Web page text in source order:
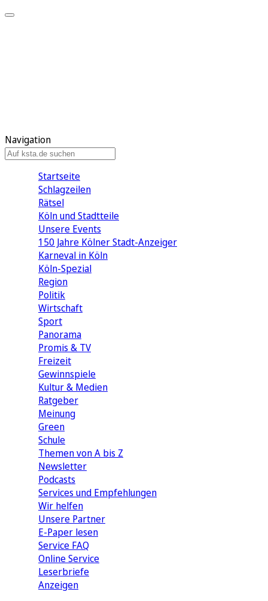
Navigation
Startseite
Schlagzeilen
Rätsel
Köln und Stadtteile
Unsere Events
150 Jahre Kölner Stadt-Anzeiger
Karneval in Köln
Köln-Spezial
Region
Politik
Wirtschaft
Sport
Panorama
Promis & TV
Freizeit
Gewinnspiele
Kultur & Medien
Ratgeber
Meinung
Green
Schule
Themen von A bis Z
Newsletter
Podcasts
Services und Empfehlungen
Wir helfen
Unsere Partner
E-Paper lesen
Service FAQ
Online Service
Leserbriefe
Anzeigen